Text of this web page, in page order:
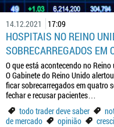
14.12.2021 17:09
HOSPITAIS NO REINO
SOBRECARREGADOS EM
O que está acontecendo no
O Gabinete do Reino Unido
ficar sobrecarregados em quatro
fechar e recusar pacientes…
todo trader deve saber
de mercado
opinião